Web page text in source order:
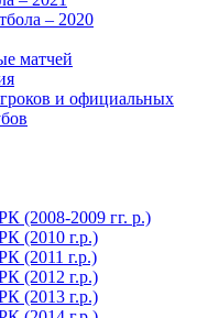
– 2020
матчей
и официальных
(2008-2009 гг. р.)
(2010 г.р.)
(2011 г.р.)
(2012 г.р.)
(2013 г.р.)